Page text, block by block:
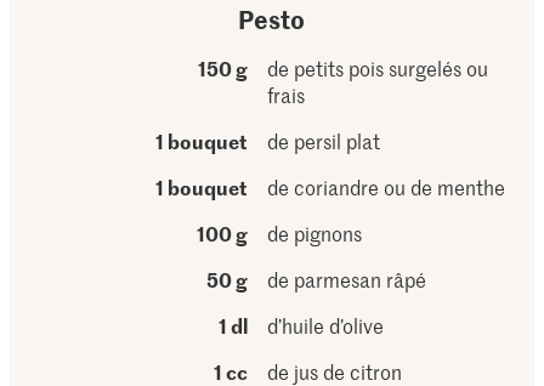
Pesto
150 g
de petits pois surgelés ou
frais
1 bouquet
de persil plat
1 bouquet
de coriandre ou de menthe
100 g
de pignons
50 g
de parmesan râpé
1 dl
d’huile d’olive
1 cc
de jus de citron